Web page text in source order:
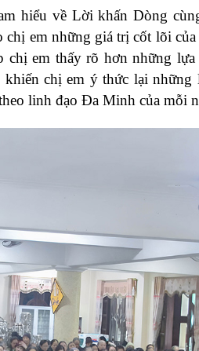
hiểu về Lời khấn Dòng
chị em những giá trị cốt lõi
chị em thấy rõ hơn những
chị em ý thức lại những
linh đạo Đa Minh của mỗi